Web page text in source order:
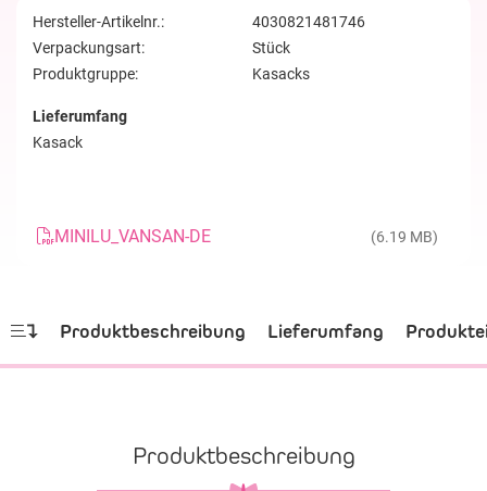
Hersteller-Artikelnr.:
4030821481746
Verpackungsart:
Stück
Produktgruppe:
Kasacks
Lieferumfang
Kasack
MINILU_VANSAN-DE (6.19 MB)
Produktbeschreibung Lieferumfang
Produktbeschreibung